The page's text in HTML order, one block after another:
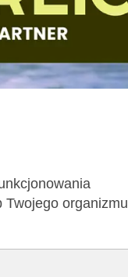
Twojego organizmu